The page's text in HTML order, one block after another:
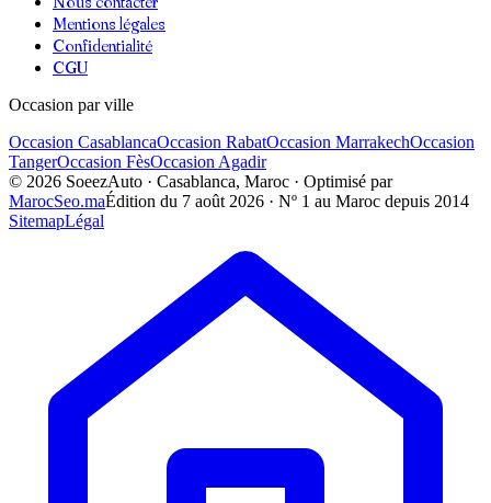
Mentions légales
Confidentialité
CGU
Occasion par ville
Occasion CasablancaOccasion RabatOccasion MarrakechOccasion
TangerOccasion FèsOccasion Agadir
© 2026 SoeezAuto · Casablanca, Maroc · Optimisé par
MarocSeo.maÉdition du 7 août 2026 · Nº 1 au Maroc depuis 2014
SitemapLégal